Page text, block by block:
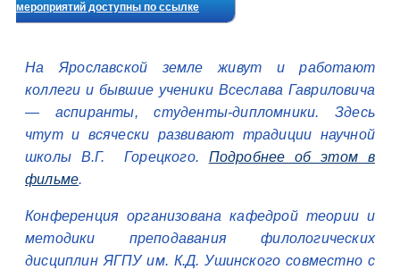
мероприятий доступны по ссылке
На Ярославской земле живут и работают
коллеги и бывшие ученики Всеслава Гавриловича
— аспиранты, студенты-дипломники. Здесь
чтут и всячески развивают традиции научной
школы В.Г. Горецкого. Подробнее об этом в
фильме.
Конференция организована кафедрой теории и
методики преподавания филологических
дисциплин ЯГПУ им. К.Д. Ушинского совместно с